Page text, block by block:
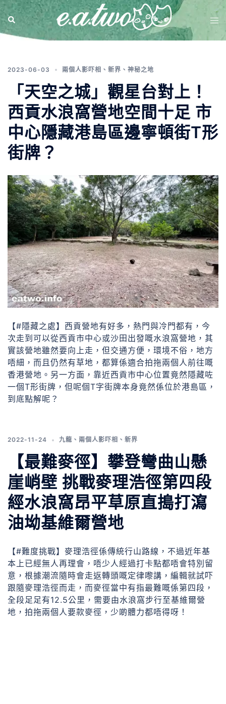
2023-06-03 兩個人影吓相 、 新界 、 神秘之地
「天空之城」觀星台對上！
西貢水浪窩營地空間十足 市
中心隱藏港島區邊寧頓街T形
街牌？
【#隱藏之處】西貢營地有好多，熱門與冷門都有，今
次走到可以從西貢市中心或沙田出發嘅水浪窩營地，其
實該營地雖然要向上走，但交通方便，環境不俗，地方
唔細，而且仍然有草地，都算係適合拍拖兩個人前往嘅
香港營地。另一方面，靠近西貢市中心位置竟然隱藏咗
一個T形街牌，但呢個T字街牌本身竟然係位於港島區，
到底點解呢？
2022-11-24 九龍 、 兩個人影吓相 、 新界
【最難麥徑】攀登彎曲山懸
崖峭壁 挑戰麥理浩徑第四段
經水浪窩昂平草原直搗打瀉
油坳基維爾營地
【#難度挑戰】麥理浩徑係傳統行山路線，不過近年基
本上已經無人再理會，唔少人經過打卡點都唔會特別留
意，根據潮流隨時會走返轉頭嘅定律嚟講，編輯就試吓
跟隨麥理浩徑而走，而麥徑當中有指最難嘅係第四段，
全段足足有12.5公里，需要由水浪窩步行至基維爾營
地，拍拖兩個人要款麥徑，少啲體力都唔得呀！